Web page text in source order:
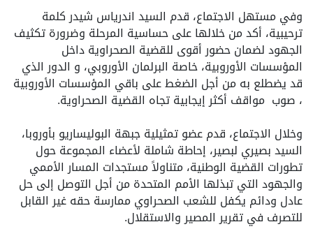
وفي مستهل الاجتماع، قدم السيد اندرياس شيدر كلمة
ترحيبية، أكد من خلالها على حساسية المرحلة وضرورة تكثيف
الجهود لضمان حضور أقوى للقضية الصحراوية داخل
المؤسسات الأوروبية، خاصة البرلمان الأوروبي، و الدور الذي
قد يضطلع به من أجل الضغط على باقي المؤسسات الأوروبية
، صوب مواقف أكثر إيجابية تجاه القضية الصحراوية.
وخلال الاجتماع، قدم عضو تمثيلية جبهة البوليساريو بأوروبا،
السيد بصيري لبصير، إحاطة شاملة لأعضاء المجموعة حول
تطورات القضية الوطنية، متناولاً مستجدات المسار الأممي
والجهود التي تبذلها الأمم المتحدة من أجل التوصل إلى حل
عادل ودائم يكفل للشعب الصحراوي ممارسة حقه غير القابل
للتصرف في تقرير المصير والاستقلال.